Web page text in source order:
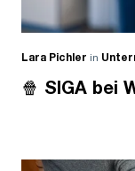
Lara Pichler in
🍿 SIGA bei